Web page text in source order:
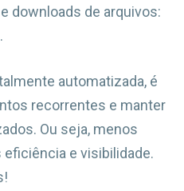
downloads de arquivos:
automatizada, é
recorrentes e manter
Ou seja, menos
e visibilidade.